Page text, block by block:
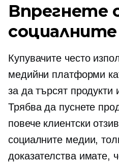
Впрегнете
Купувачите често
медийни платформи
за да търсят продукти
Трябва да пуснете
повече клиентски
социалните медии,
доказателства имате,